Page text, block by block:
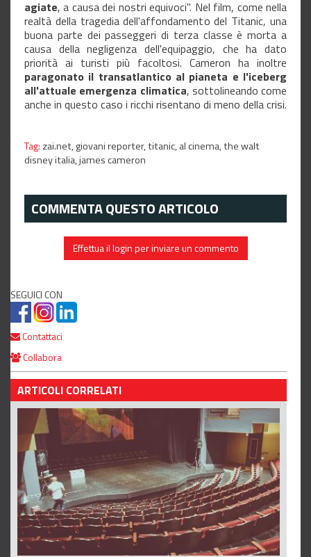
agiate, a causa dei nostri equivoci". Nel film, come nella
realtà della tragedia dell'affondamento del Titanic, una
buona parte dei passeggeri di terza classe è morta a
causa della negligenza dell'equipaggio, che ha dato
priorità ai turisti più facoltosi. Cameron ha inoltre
paragonato il transatlantico al pianeta e l'iceberg
all'attuale emergenza climatica, sottolineando come
anche in questo caso i ricchi risentano di meno della crisi.
Tag: zai.net,giovani reporter,titanic,al cinema,the walt
disney italia,james cameron
COMMENTA QUESTO ARTICOLO
Effettua il login per inviare un commento
SEGUICI CON
Contattaci
Collabora
ARTICOLI CORRELATI